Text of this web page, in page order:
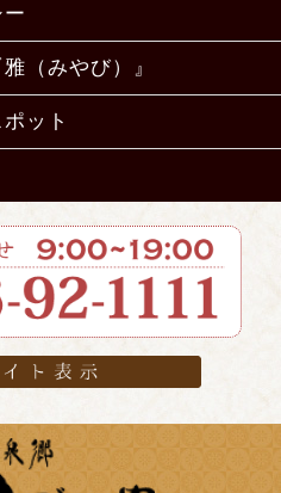
（みやび）』
ット